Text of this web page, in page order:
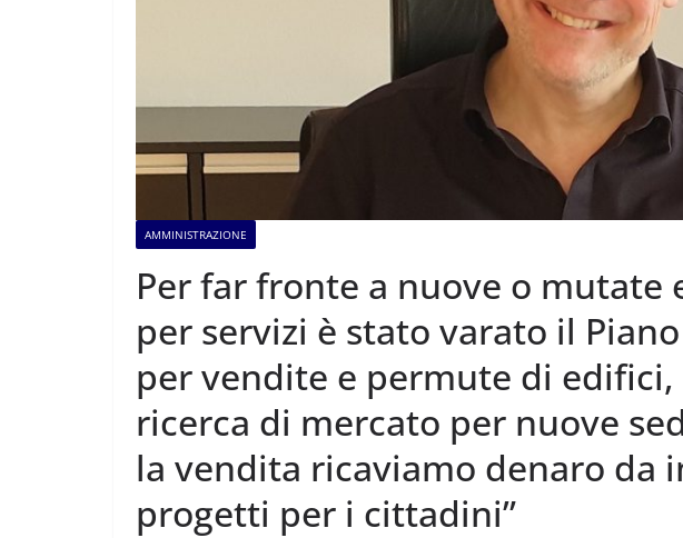
AMMINISTRAZIONE
Per far fronte a nuove o mutate
per servizi è stato varato il
per vendite e permute di edifici,
ricerca di mercato per nuove
la vendita ricaviamo denaro da
progetti per i cittadini”